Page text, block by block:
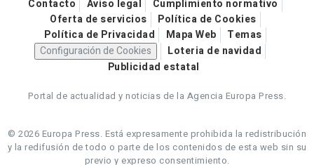
Contacto Aviso legal
Cumplimiento normativo
Oferta de servicios
Política de Cookies
Política de Privacidad
Mapa Web
Temas
Configuración de Cookies
Loteria de navidad
Publicidad estatal
Portal de actualidad y noticias de la Agencia Europa Press.
© 2026 Europa Press. Está expresamente prohibida la redistribución
y la redifusión de todo o parte de los contenidos de esta web sin su
previo y expreso consentimiento.